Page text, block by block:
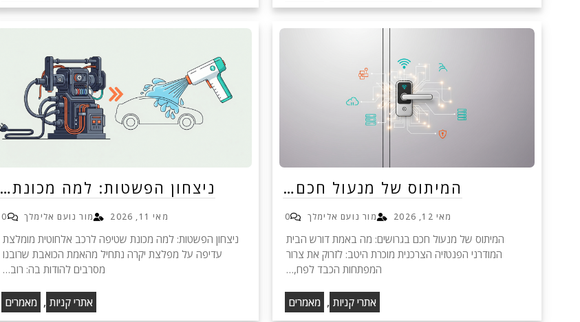
המיתוס של מנעול חכם…
מאי 12, 2026 מור נועם אלימלך 0
המיתוס של מנעול חכם בגרושים: מה באמת דורש הבית
המודרני הפנטזיה הצרכנית מוכרת היטב: לזרוק את צרור
המפתחות הכבד לפח,…
אתרי קניות , מאמרים
ניצחון הפשטות: למה מכונת…
מאי 11, 2026 מור נועם אלימלך 0
ניצחון הפשטות: למה מכונת שטיפה לרכב אלחוטית מומלצת
עדיפה על מפלצת יקרה נתחיל מהאמת הכואבת שרובנו
מסרבים להודות בה: רוב…
אתרי קניות , מאמרים